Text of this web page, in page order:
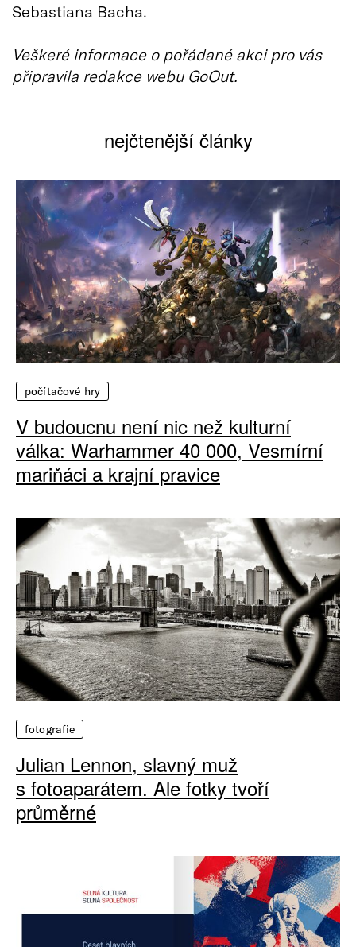
Sebastiana Bacha.
Veškeré informace o pořádané akci pro vás
připravila redakce webu GoOut.
nejčtenější články
počítačové hry
V budoucnu není nic než kulturní
válka: Warhammer 40 000, Vesmírní
mariňáci a krajní pravice
fotografie
Julian Lennon, slavný muž
s fotoaparátem. Ale fotky tvoří
průměrné